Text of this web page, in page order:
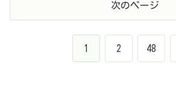
次のページ
1 2 48